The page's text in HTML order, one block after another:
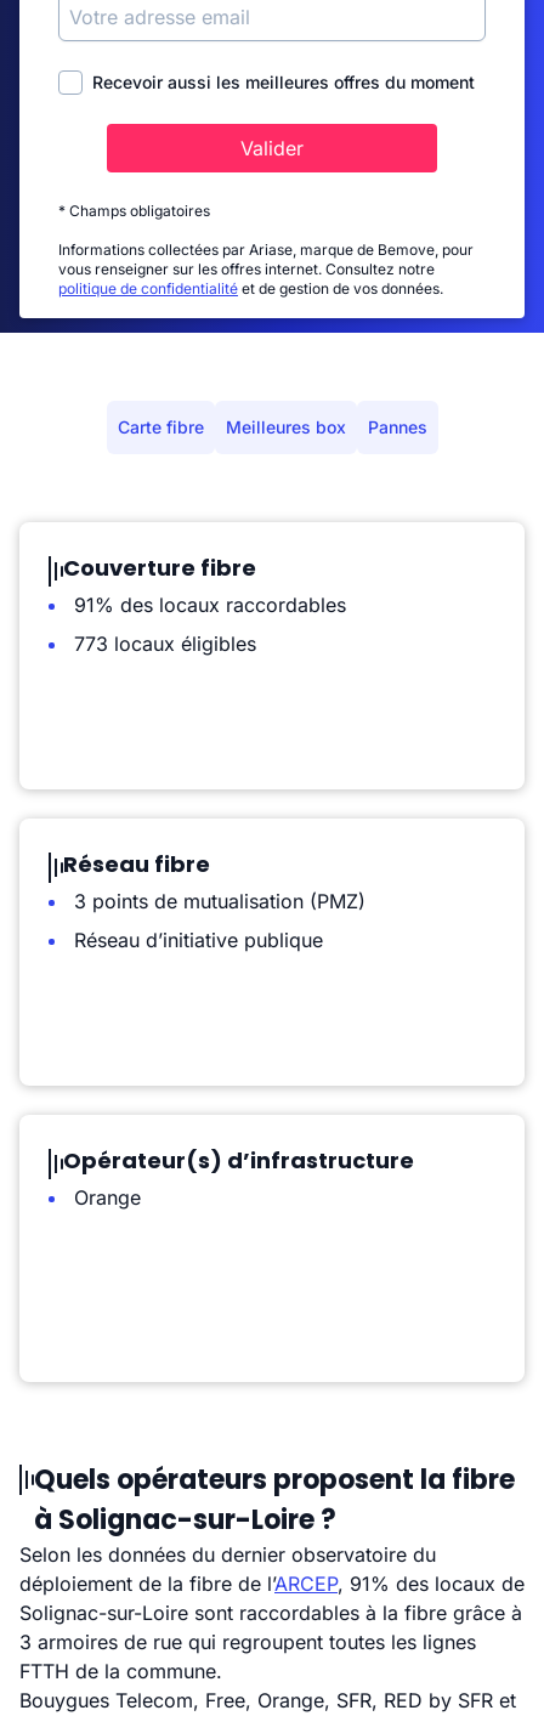
Recevoir aussi les meilleures offres du moment
Valider
* Champs obligatoires
Informations collectées par Ariase, marque de Bemove, pour
vous renseigner sur les offres internet. Consultez notre
politique de confidentialité et de gestion de vos données.
Carte fibre Meilleures box Pannes
Couverture fibre
91% des locaux raccordables
773 locaux éligibles
Réseau fibre
3 points de mutualisation (PMZ)
Réseau d’initiative publique
Opérateur(s) d’infrastructure
Orange
Quels opérateurs proposent la fibre
à Solignac-sur-Loire ?
Selon les données du dernier observatoire du
déploiement de la fibre de l’ARCEP, 91% des locaux de
Solignac-sur-Loire sont raccordables à la fibre grâce à
3 armoires de rue qui regroupent toutes les lignes
FTTH de la commune.
Bouygues Telecom, Free, Orange, SFR, RED by SFR et